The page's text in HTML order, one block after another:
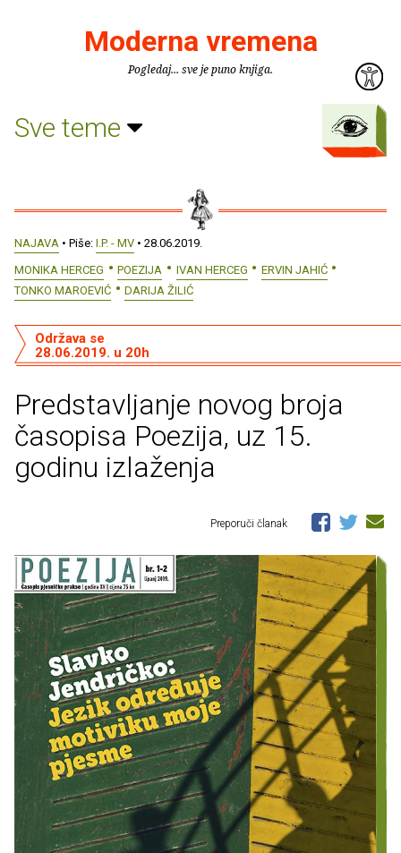
Moderna vremena
Pogledaj... sve je puno knjiga.
Sve teme
NAJAVA • Piše: I.P. - MV • 28.06.2019.
MONIKA HERCEG
POEZIJA IVAN HERCEG
ERVIN JAHIĆ
TONKO MAROEVIĆ
DARIJA ŽILIĆ
Predstavljanje novog broja
časopisa Poezija, uz 15.
godinu izlaženja
Održava se
28.06.2019. u 20h
Preporuči članak